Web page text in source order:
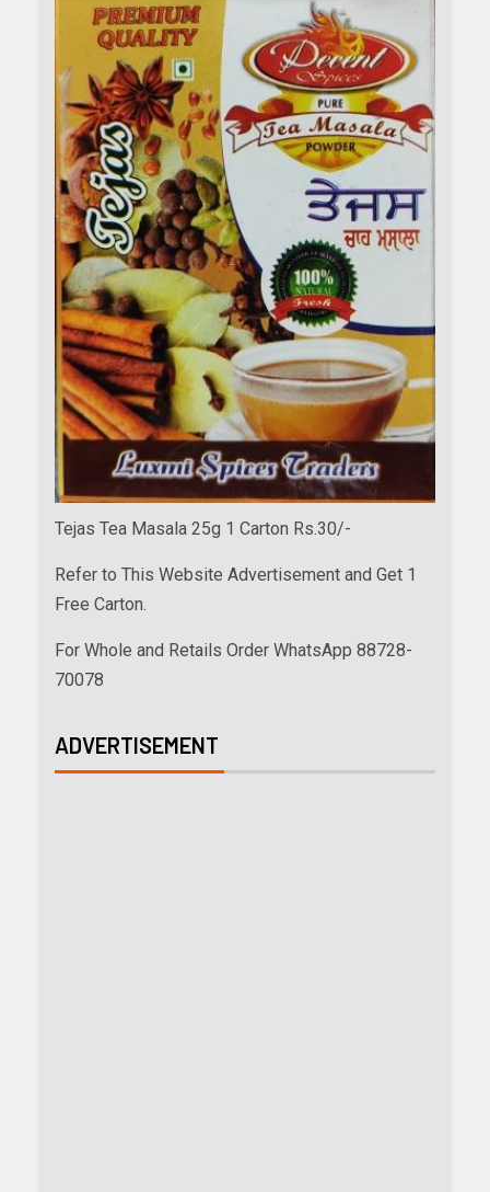
Tejas Tea Masala 25g 1 Carton Rs.30/-
Refer to This Website Advertisement and Get 1
Free Carton.
For Whole and Retails Order WhatsApp 88728-
70078
ADVERTISEMENT